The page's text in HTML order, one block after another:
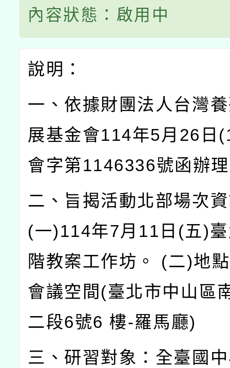
內容狀態：啟用中
說明：
一、依據財團法人台灣
展基金會114年5月26日
會字第1146336號函辦
二、旨揭活動北部場次
(一)114年7月11日(五)
階教案工作坊。 (二)地
會議空間(臺北市中山區
二段6號6 樓-羅馬廳)
三、研習對象：全臺國